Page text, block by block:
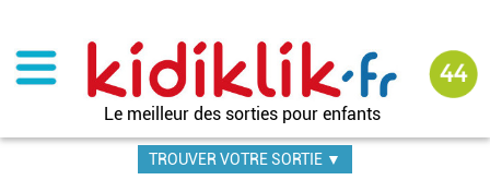
contenu
principal
Le meilleur des sorties pour enfants
TROUVER VOTRE SORTIE ▼